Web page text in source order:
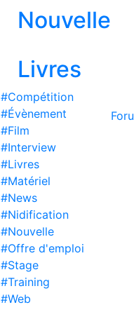
Nouvelle
Livres
#Compétition
#Évènement
#Film
#Interview
#Livres
#Matériel
#News
#Nidification
#Nouvelle
#Offre d'emploi
#Stage
#Training
#Web